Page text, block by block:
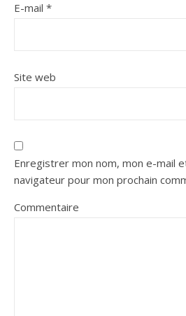
E-mail *
Site web
Enregistrer mon nom, mon e-mail
navigateur pour mon prochain
Commentaire